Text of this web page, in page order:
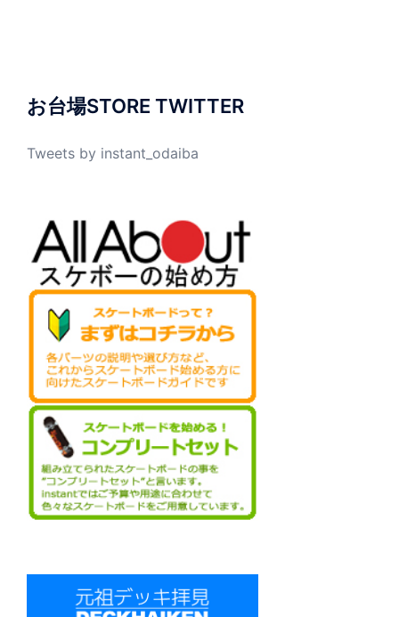
お台場STORE TWITTER
Tweets by instant_odaiba